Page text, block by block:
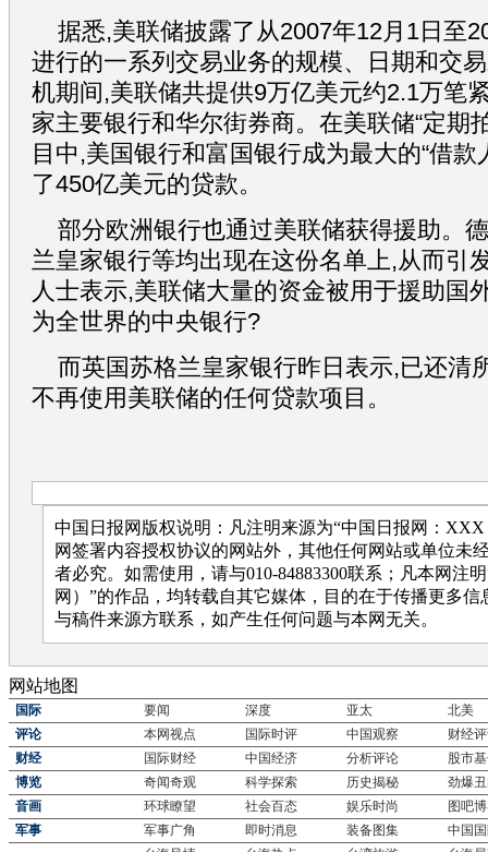
据悉,美联储披露了从2007年12月1日至
进行的一系列交易业务的规模、日期和交
机期间,美联储共提供9万亿美元约2.1万笔
家主要银行和华尔街券商。在美联储“定期
目中,美国银行和富国银行成为最大的“借款
了450亿美元的贷款。
部分欧洲银行也通过美联储获得援助。
兰皇家银行等均出现在这份名单上,从而引
人士表示,美联储大量的资金被用于援助国
为全世界的中央银行?
而英国苏格兰皇家银行昨日表示,已还清
不再使用美联储的任何贷款项目。
中国日报网版权说明：凡注明来源为“中国日报网：
网签署内容授权协议的网站外，其他任何网站或单位未
者必究。如需使用，请与010-84883300联系；凡本网注
网）”的作品，均转载自其它媒体，目的在于传播更多
与稿件来源方联系，如产生任何问题与本网无关。
网站地图
国际 要闻 深度 亚太
北美
评论
本网视点 国际时评 中国观察
财经
财经
国际财经 中国经济 分析评论
股市
博览
奇闻奇观 科学探索 历史揭秘
劲爆
音画
环球瞭望 社会百态 娱乐时尚
图吧
军事
军事广角 即时消息 装备图集
中国